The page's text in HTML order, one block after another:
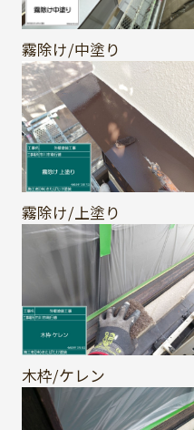
霧除け/中塗り
霧除け/上塗り
木枠/ケレン